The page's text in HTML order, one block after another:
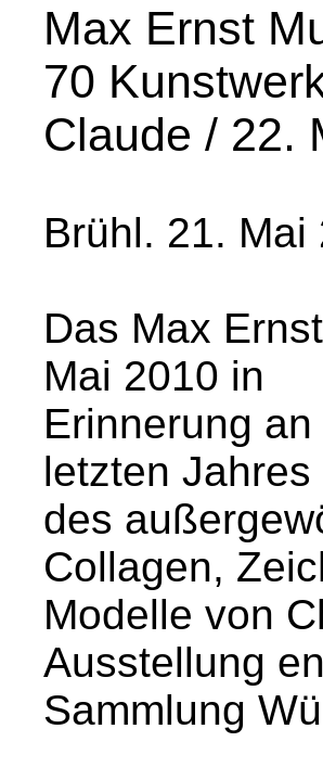
Max Ernst
70
Claude / 22.
Brühl. 21. Mai
Das Max
Mai 2010 in
Erinnerung
letzten
des
Collagen,
Modelle von
Ausstellung
Sammlung